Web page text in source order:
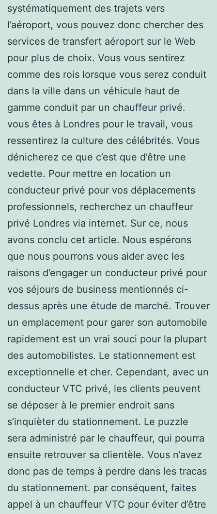
systématiquement des trajets vers
l’aéroport, vous pouvez donc chercher des
services de transfert aéroport sur le Web
pour plus de choix. Vous vous sentirez
comme des rois lorsque vous serez conduit
dans la ville dans un véhicule haut de
gamme conduit par un chauffeur privé.
vous êtes à Londres pour le travail, vous
ressentirez la culture des célébrités. Vous
dénicherez ce que c’est que d’être une
vedette. Pour mettre en location un
conducteur privé pour vos déplacements
professionnels, recherchez un chauffeur
privé Londres via internet. Sur ce, nous
avons conclu cet article. Nous espérons
que nous pourrons vous aider avec les
raisons d’engager un conducteur privé pour
vos séjours de business mentionnés ci-
dessus après une étude de marché. Trouver
un emplacement pour garer son automobile
rapidement est un vrai souci pour la plupart
des automobilistes. Le stationnement est
exceptionnelle et cher. Cependant, avec un
conducteur VTC privé, les clients peuvent
se déposer à le premier endroit sans
s’inquièter du stationnement. Le puzzle
sera administré par le chauffeur, qui pourra
ensuite retrouver sa clientèle. Vous n’avez
donc pas de temps à perdre dans les tracas
du stationnement. par conséquent, faites
appel à un chauffeur VTC pour éviter d’être